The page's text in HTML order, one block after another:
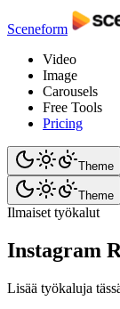
Sceneform
Video
Image
Carousels
Free Tools
Pricing
Theme
Theme
Ilmaiset työkalut
Instagram
Lisää työkaluja